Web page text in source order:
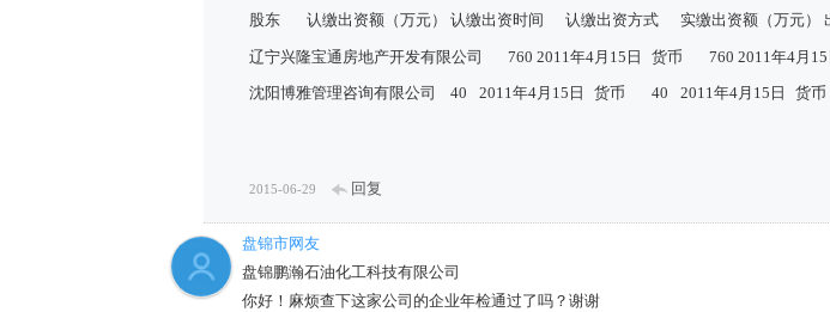
股东 认缴出资额（万元） 认缴出资时间 认缴出资方式 实缴出资额（万元）
辽宁兴隆宝通房地产开发有限公司 760 2011年4月15日 货币 760 2011年4月15
沈阳博雅管理咨询有限公司 40 2011年4月15日 货币 40 2011年4月15日 货币
2015-06-29 回复
盘锦市网友
盘锦鹏瀚石油化工科技有限公司
你好！麻烦查下这家公司的企业年检通过了吗？谢谢